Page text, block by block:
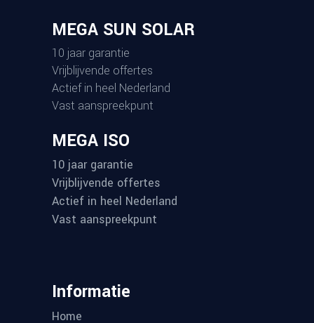
MEGA SUN SOLAR
10 jaar garantie
Vrijblijvende offertes
Actief in heel Nederland
Vast aanspreekpunt
MEGA ISO
10 jaar garantie
Vrijblijvende offertes
Actief in heel Nederland
Vast aanspreekpunt
Informatie
Home